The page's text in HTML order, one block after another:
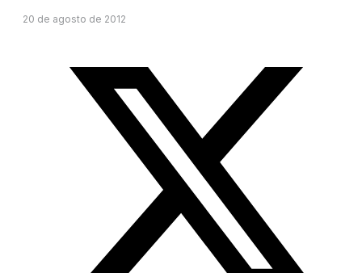
20 de agosto de 2012